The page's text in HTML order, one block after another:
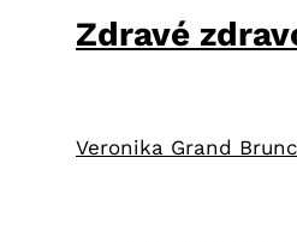
Zdravé
Veronika Grand